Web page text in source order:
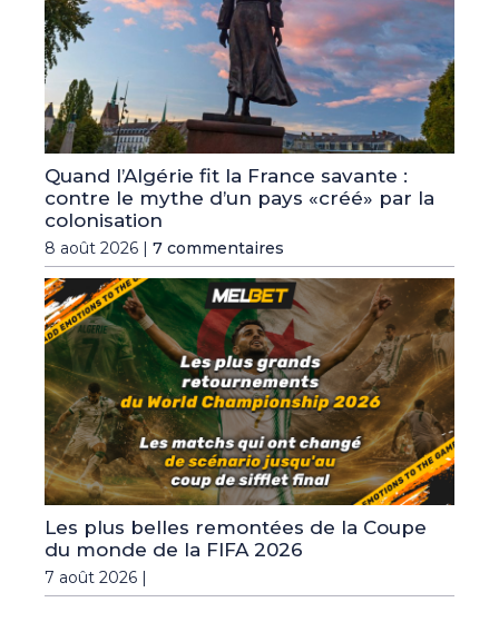
Quand l’Algérie fit la France savante :
contre le mythe d’un pays «créé» par la
colonisation
8 août 2026 | 7 commentaires
Les plus belles remontées de la Coupe
du monde de la FIFA 2026
7 août 2026 |